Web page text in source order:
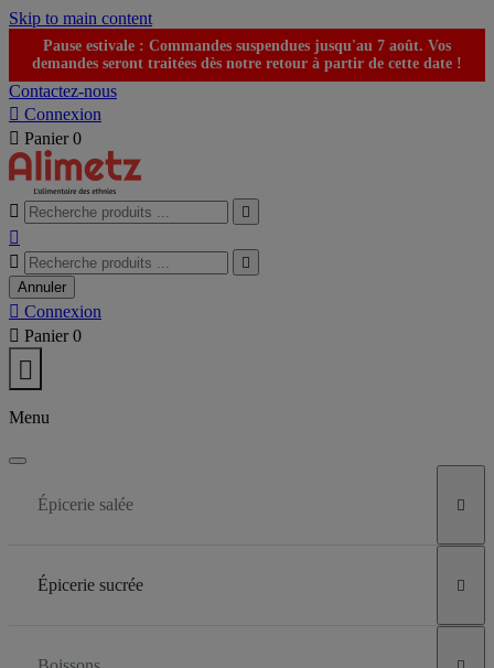
Skip to main content
Pause estivale : Commandes suspendues jusqu'au 7 août. Vos
demandes seront traitées dès notre retour à partir de cette date !
Contactez-nous
 Connexion
 Panier 0
 



Annuler
 Connexion
 Panier 0

Menu
Épicerie salée 
Épicerie sucrée 